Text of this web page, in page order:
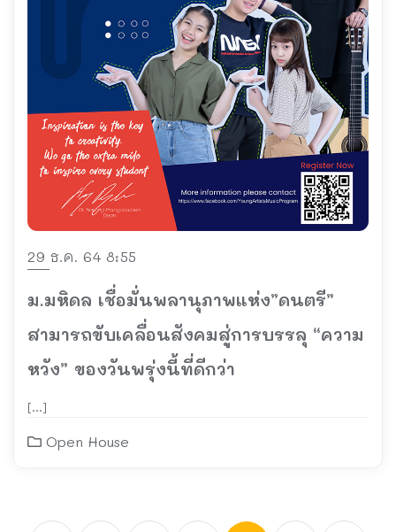
29 ธ.ค. 64 8:55
ม.มหิดล เชื่อมั่นพลานุภาพแห่ง”ดนตรี”
สามารถขับเคลื่อนสังคมสู่การบรรลุ “ความ
หวัง” ของวันพรุ่งนี้ที่ดีกว่า
[…]
Open House